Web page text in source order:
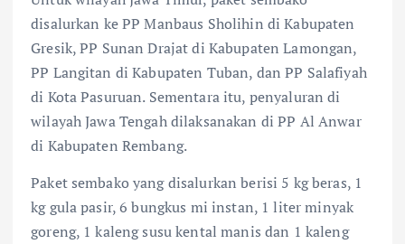
disalurkan ke PP Manbaus Sholihin di Kabupaten
Gresik, PP Sunan Drajat di Kabupaten Lamongan,
PP Langitan di Kabupaten Tuban, dan PP Salafiyah
di Kota Pasuruan. Sementara itu, penyaluran di
wilayah Jawa Tengah dilaksanakan di PP Al Anwar
di Kabupaten Rembang.
Paket sembako yang disalurkan berisi 5 kg beras, 1
kg gula pasir, 6 bungkus mi instan, 1 liter minyak
goreng, 1 kaleng susu kental manis dan 1 kaleng